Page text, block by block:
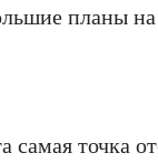
планы
точка